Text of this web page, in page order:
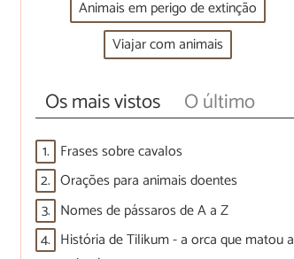
Animais em perigo de extinção
Viajar com animais
Os mais vistos O último
1. Frases sobre cavalos
2. Orações para animais doentes
3. Nomes de pássaros de A a Z
4. História de Tilikum - a orca que matou a